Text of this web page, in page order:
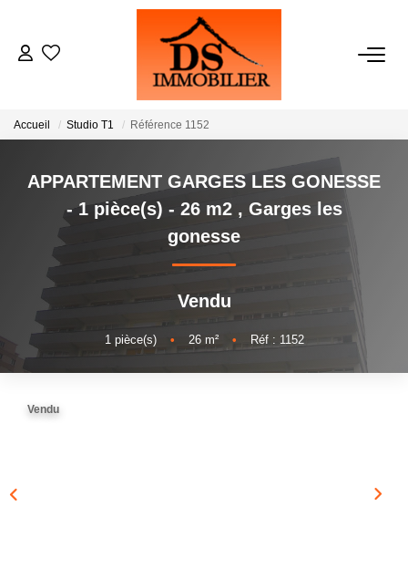
ACHATS
ESTIMATION
NOTRE AGENCE
Accueil Studio T1 Référence 1152
APPARTEMENT GARGES LES GONESSE
- 1 pièce(s) - 26 m2 , Garges les
gonesse
Vendu
1 pièce(s) • 26m² • Réf : 1152
Vendu